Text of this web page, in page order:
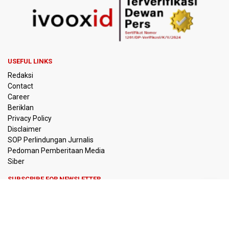
USEFUL LINKS
Redaksi
Contact
Career
Beriklan
Privacy Policy
Disclaimer
SOP Perlindungan Jurnalis
Pedoman Pemberitaan Media
Siber
SUBSCRIBE FOR NEWSLETTER